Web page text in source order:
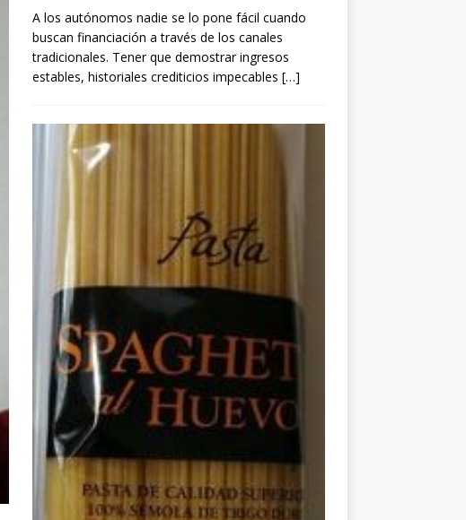
A los autónomos nadie se lo pone fácil cuando
buscan financiación a través de los canales
tradicionales. Tener que demostrar ingresos
estables, historiales crediticios impecables […]